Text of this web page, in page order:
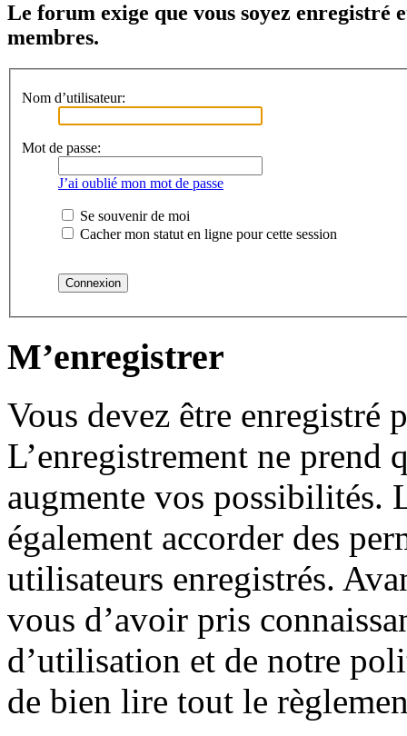
Le forum exige que vous soyez
membres.
Nom d’utilisateur:
Mot de passe:
J’ai oublié mon mot de passe
Se souvenir de moi
Cacher mon statut en ligne pour cette session
M’enregistrer
Vous devez être enregistré
L’enregistrement ne prend
augmente vos possibilités.
également accorder des
utilisateurs enregistrés.
vous d’avoir pris
d’utilisation et de notre
de bien lire tout le